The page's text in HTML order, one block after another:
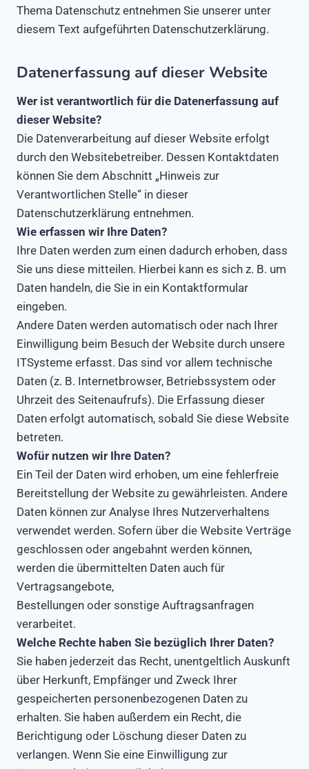
Thema Datenschutz entnehmen Sie unserer unter
diesem Text aufgeführten Datenschutzerklärung.
Datenerfassung auf dieser Website
Wer ist verantwortlich für die Datenerfassung auf
dieser Website?
Die Datenverarbeitung auf dieser Website erfolgt
durch den Websitebetreiber. Dessen Kontaktdaten
können Sie dem Abschnitt „Hinweis zur
Verantwortlichen Stelle“ in dieser
Datenschutzerklärung entnehmen.
Wie erfassen wir Ihre Daten?
Ihre Daten werden zum einen dadurch erhoben, dass
Sie uns diese mitteilen. Hierbei kann es sich z. B. um
Daten handeln, die Sie in ein Kontaktformular
eingeben.
Andere Daten werden automatisch oder nach Ihrer
Einwilligung beim Besuch der Website durch unsere
ITSysteme erfasst. Das sind vor allem technische
Daten (z. B. Internetbrowser, Betriebssystem oder
Uhrzeit des Seitenaufrufs). Die Erfassung dieser
Daten erfolgt automatisch, sobald Sie diese Website
betreten.
Wofür nutzen wir Ihre Daten?
Ein Teil der Daten wird erhoben, um eine fehlerfreie
Bereitstellung der Website zu gewährleisten. Andere
Daten können zur Analyse Ihres Nutzerverhaltens
verwendet werden. Sofern über die Website Verträge
geschlossen oder angebahnt werden können,
werden die übermittelten Daten auch für
Vertragsangebote,
Bestellungen oder sonstige Auftragsanfragen
verarbeitet.
Welche Rechte haben Sie bezüglich Ihrer Daten?
Sie haben jederzeit das Recht, unentgeltlich Auskunft
über Herkunft, Empfänger und Zweck Ihrer
gespeicherten personenbezogenen Daten zu
erhalten. Sie haben außerdem ein Recht, die
Berichtigung oder Löschung dieser Daten zu
verlangen. Wenn Sie eine Einwilligung zur